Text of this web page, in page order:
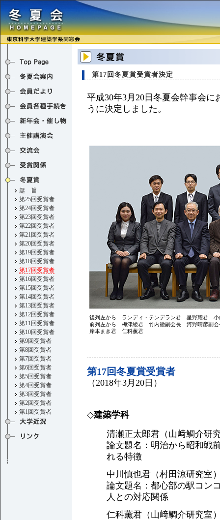
趣 旨
第25回受賞者
第24回受賞者
第23回受賞者
第22回受賞者
第21回受賞者
第20回受賞者
第19回受賞者
第18回受賞者
第17回受賞者
第16回受賞者
第15回受賞者
第14回受賞者
第13回受賞者
第12回受賞者
第11回受賞者
第10回受賞者
第9回受賞者
第8回受賞者
第7回受賞者
第6回受賞者
第5回受賞者
第4回受賞者
第3回受賞者
第2回受賞者
第1回受賞者
第17回冬夏賞受賞者決定
平成30年3月20日冬夏会幹事会
うに決定しました。
後列左から ランディ・テンデラン君 星野耀君
前列左から 梅津綾君 竹内徹副会長 河野晴彦副
岸本まき君 仁科薫君
第17回冬夏賞受賞者
（2018年3月20日）
◇建築学科
清瀬正太郎君（山﨑鯛介研
論文題名：明治から昭和戦
れる特徴
中川慎也君（村田涼研究室
論文題名：都心部の駅コン
人との対応関係
仁科薫君（山﨑鯛介研究室